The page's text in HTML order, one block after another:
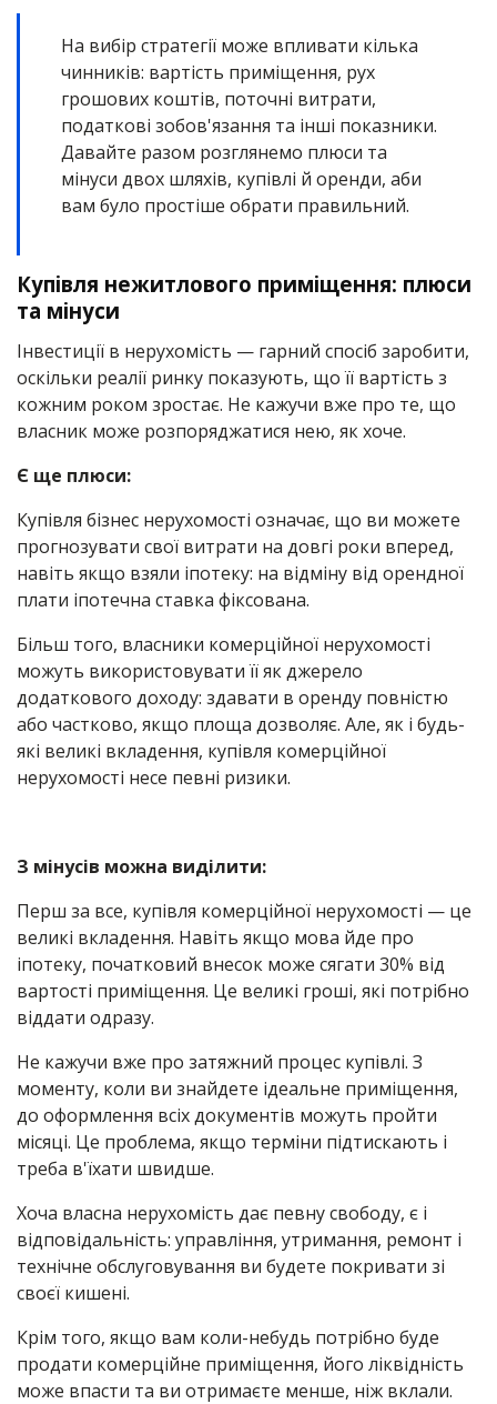
На вибір стратегії може впливати кілька
чинників: вартість приміщення, рух
грошових коштів, поточні витрати,
податкові зобов'язання та інші показники.
Давайте разом розглянемо плюси та
мінуси двох шляхів, купівлі й оренди, аби
вам було простіше обрати правильний.
Купівля нежитлового приміщення: плюси
та мінуси
Інвестиції в нерухомість — гарний спосіб заробити,
оскільки реалії ринку показують, що її вартість з
кожним роком зростає. Не кажучи вже про те, що
власник може розпоряджатися нею, як хоче.
Є ще плюси:
Купівля бізнес нерухомості означає, що ви можете
прогнозувати свої витрати на довгі роки вперед,
навіть якщо взяли іпотеку: на відміну від орендної
плати іпотечна ставка фіксована.
Більш того, власники комерційної нерухомості
можуть використовувати її як джерело
додаткового доходу: здавати в оренду повністю
або частково, якщо площа дозволяє. Але, як і будь-
які великі вкладення, купівля комерційної
нерухомості несе певні ризики.
З мінусів можна виділити:
Перш за все, купівля комерційної нерухомості — це
великі вкладення. Навіть якщо мова йде про
іпотеку, початковий внесок може сягати 30% від
вартості приміщення. Це великі гроші, які потрібно
віддати одразу.
Не кажучи вже про затяжний процес купівлі. З
моменту, коли ви знайдете ідеальне приміщення,
до оформлення всіх документів можуть пройти
місяці. Це проблема, якщо терміни підтискають і
треба в'їхати швидше.
Хоча власна нерухомість дає певну свободу, є і
відповідальність: управління, утримання, ремонт і
технічне обслуговування ви будете покривати зі
своєї кишені.
Крім того, якщо вам коли-небудь потрібно буде
продати комерційне приміщення, його ліквідність
може впасти та ви отримаєте менше, ніж вклали.